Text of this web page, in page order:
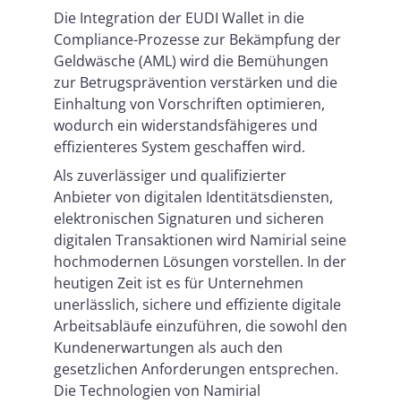
Die Integration der EUDI Wallet in die
Compliance-Prozesse zur Bekämpfung der
Geldwäsche (AML) wird die Bemühungen
zur Betrugsprävention verstärken und die
Einhaltung von Vorschriften optimieren,
wodurch ein widerstandsfähigeres und
effizienteres System geschaffen wird.
Als zuverlässiger und qualifizierter
Anbieter von digitalen Identitätsdiensten,
elektronischen Signaturen und sicheren
digitalen Transaktionen wird Namirial seine
hochmodernen Lösungen vorstellen. In der
heutigen Zeit ist es für Unternehmen
unerlässlich, sichere und effiziente digitale
Arbeitsabläufe einzuführen, die sowohl den
Kundenerwartungen als auch den
gesetzlichen Anforderungen entsprechen.
Die Technologien von Namirial